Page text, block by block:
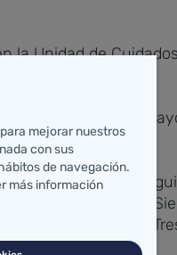
Unidad de
residencias de
cántabros de la
106 en el Hospital
y 14 en el Hospital
mejorar nuestros
con sus
de navegación.
más información